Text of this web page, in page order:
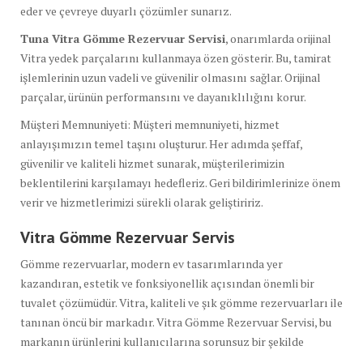
eder ve çevreye duyarlı çözümler sunarız.
Tuna Vitra Gömme Rezervuar Servisi, onarımlarda orijinal
Vitra yedek parçalarını kullanmaya özen gösterir. Bu, tamirat
işlemlerinin uzun vadeli ve güvenilir olmasını sağlar. Orijinal
parçalar, ürünün performansını ve dayanıklılığını korur.
Müşteri Memnuniyeti: Müşteri memnuniyeti, hizmet
anlayışımızın temel taşını oluşturur. Her adımda şeffaf,
güvenilir ve kaliteli hizmet sunarak, müşterilerimizin
beklentilerini karşılamayı hedefleriz. Geri bildirimlerinize önem
verir ve hizmetlerimizi sürekli olarak geliştiririz.
Vitra Gömme Rezervuar Servis
Gömme rezervuarlar, modern ev tasarımlarında yer
kazandıran, estetik ve fonksiyonellik açısından önemli bir
tuvalet çözümüdür. Vitra, kaliteli ve şık gömme rezervuarları ile
tanınan öncü bir markadır. Vitra Gömme Rezervuar Servisi, bu
markanın ürünlerini kullanıcılarına sorunsuz bir şekilde